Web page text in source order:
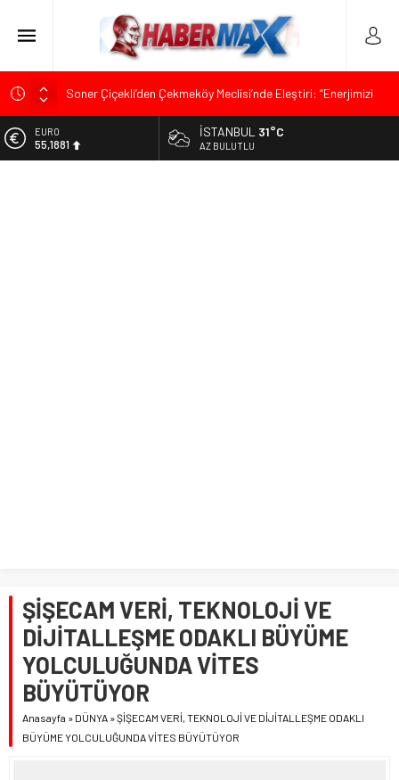
Soner Çiçekli’den Çekmeköy Meclisi’nde Eleştiri: “Enerjimizi
Edremit’te Kaymakam Ahmet Odabaş’a Duygu Dolu Veda
ALTIN
6.660,55
İSTANBUL 31°C
AZ BULUTLU
ŞİŞECAM VERİ, TEKNOLOJİ VE
DİJİTALLEŞME ODAKLI BÜYÜME
YOLCULUĞUNDA VİTES
BÜYÜTÜYOR
Anasayfa » DÜNYA »ŞİŞECAM VERİ, TEKNOLOJİ VE DİJİTALLEŞME ODAKLI
BÜYÜME YOLCULUĞUNDA VİTES BÜYÜTÜYOR